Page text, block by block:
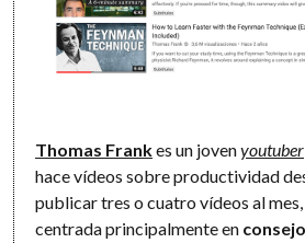
Thomas Frankes un jovenyoutuber
hace vídeos sobre productividad
publicar tres o cuatro vídeos al
centrada principalmente en